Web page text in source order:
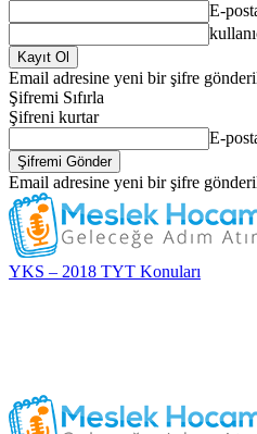
E-
Email adresine yeni bir şifre
Şifremi Sıfırla
Şifreni kurtar
E-
Email adresine yeni bir şifre
YKS – 2018 TYT Konuları